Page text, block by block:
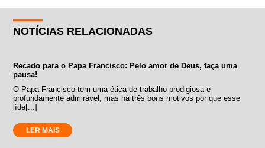
NOTÍCIAS RELACIONADAS
Recado para o Papa Francisco: Pelo amor de Deus, faça uma
pausa!
O Papa Francisco tem uma ética de trabalho prodigiosa e
profundamente admirável, mas há três bons motivos por que esse
líde[...]
LER MAIS